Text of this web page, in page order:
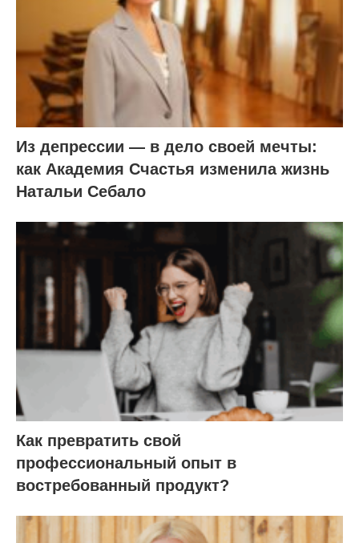
Из депрессии — в дело своей мечты:
как Академия Счастья изменила жизнь
Натальи Себало
Как превратить свой
профессиональный опыт в
востребованный продукт?